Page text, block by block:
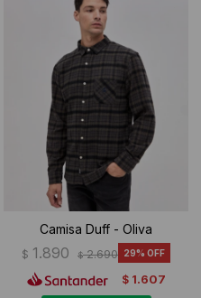
Camisa Duff - Oliva
$ 1.890 $ 2.690 29
$ 1.607